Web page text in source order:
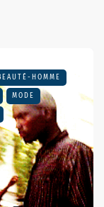
HOMME
MODE